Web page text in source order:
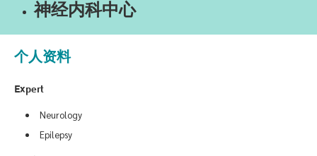
神经内科中心
个人资料
Expert
Neurology
Epilepsy